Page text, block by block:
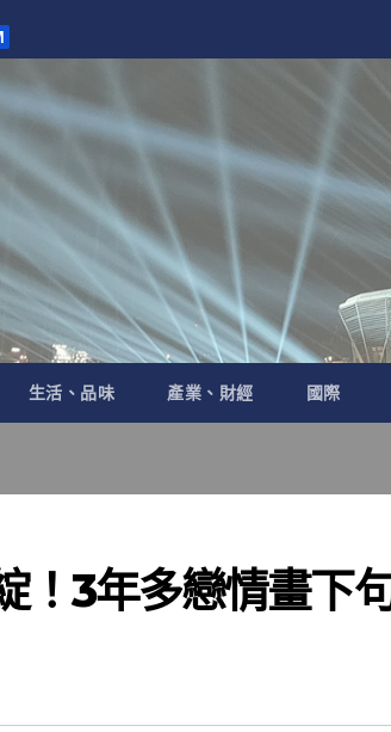
生活、品味 產業、財經 國際
！3年多戀情畫下